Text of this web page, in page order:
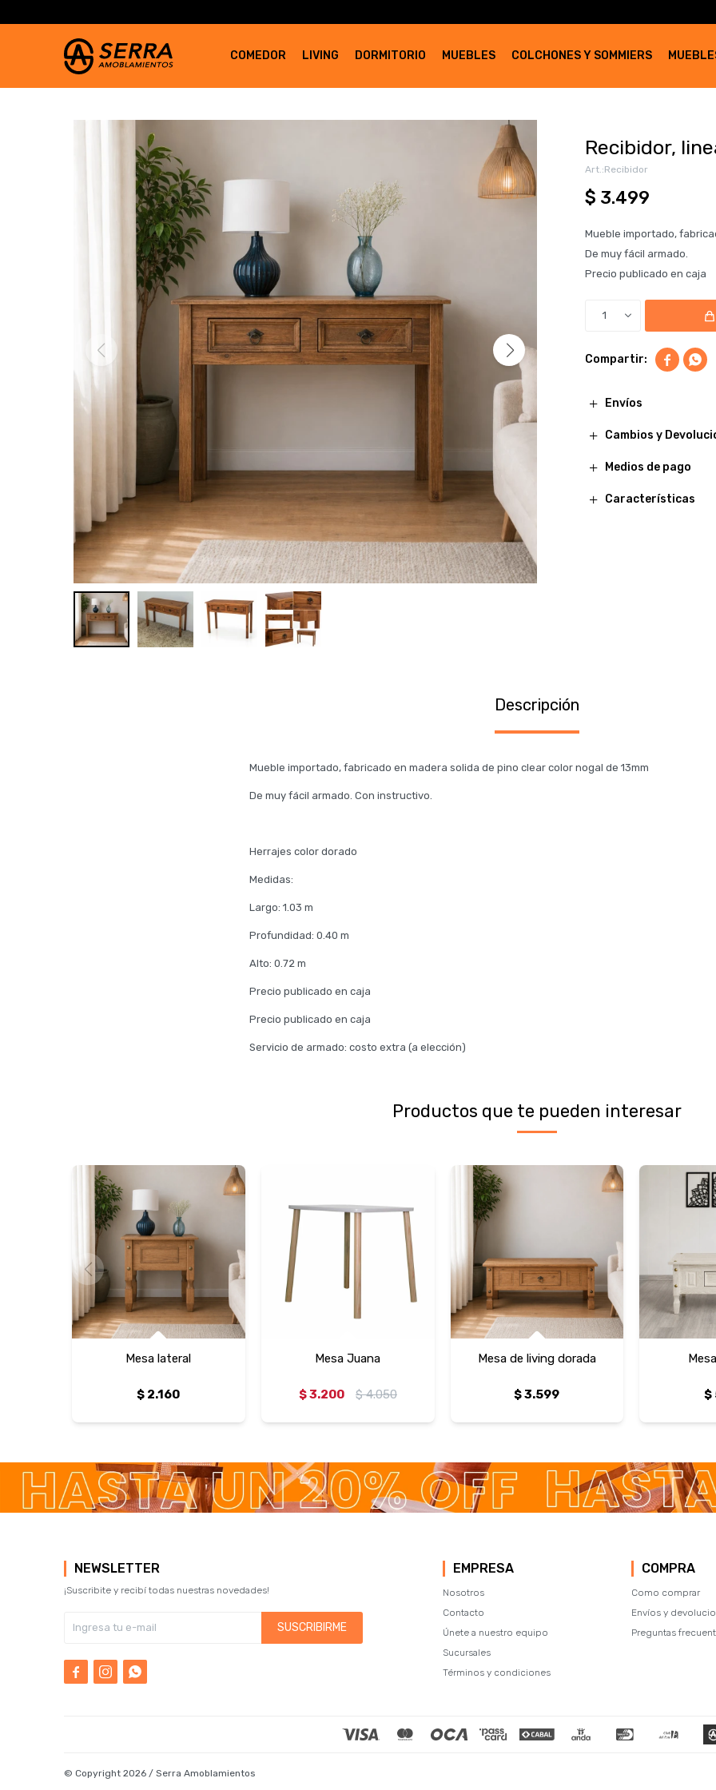
COMEDOR LIVING DORMITORIO MUEBLES COLCHONES Y SOMMIERS
Recibidor,
Recibidor
$ 3.499
Mueble importado,
De muy fácil armado.
Precio publicado en caja
1
 
Envíos
Cambios y
Medios de pago
Características
Descripción
Mueble importado, fabricado en madera solida de pino clear color nogal de 13mm
De muy fácil armado. Con instructivo.
Herrajes color dorado
Medidas:
Largo: 1.03 m
Profundidad: 0.40 m
Alto: 0.72 m
Precio publicado en caja
Precio publicado en caja
Servicio de armado: costo extra (a elección)
Productos que te pueden interesar
Mesa lateral
$ 2.160
Mesa Juana
$3.200 $ 4.050
Mesa de living dorada
$3.599 $
EMPRESA
Nosotros
Contacto
Únete a nuestro equipo
Sucursales
Términos y condiciones
COMPRA
Como comprar
Envíos y
Preguntas
NEWSLETTER
¡Suscribite y recibí todas nuestras novedades!
SUSCRIBIRME
  
© Copyright 2026 / Serra Amoblamientos